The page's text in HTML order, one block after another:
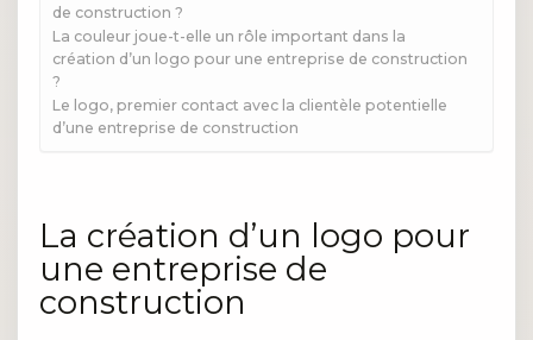
de construction ?
La couleur joue-t-elle un rôle important dans la
création d’un logo pour une entreprise de construction
?
Le logo, premier contact avec la clientèle potentielle
d’une entreprise de construction
La création d’un logo pour
une entreprise de
construction